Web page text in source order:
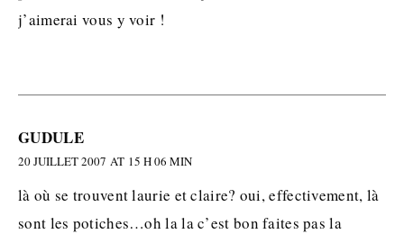
j’aimerai vous y voir !
GUDULE
20 JUILLET 2007 AT 15 H 06 MIN
là où se trouvent laurie et claire? oui, effectivement, là
sont les potiches…oh la la c’est bon faites pas la